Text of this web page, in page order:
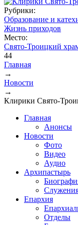
Рубрики:
Образование и
Жизнь приходов
Место:
Свято-Троицкий
44
Вы здесь
Главная
→
Новости
→
Клирики Свято-
Главная
Анонсы
Новости
Фото
Видео
Аудио
Архипастырь
Епархия
Отделы